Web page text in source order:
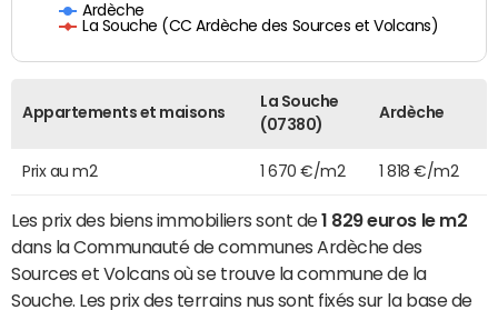
Ardèche
La Souche (CC Ardèche des Sources et Volcans)
Appartements et maisons
La Souche
(07380)
Ardèche
Prix au m2 1 670 €/m2 1 818 €/m2
Les prix des biens immobiliers sont de1 829 euros le m2
dans la Communauté de communes Ardèche des
Sources et Volcans où se trouve la commune de la
Souche. Les prix des terrains nus sont fixés sur la base de